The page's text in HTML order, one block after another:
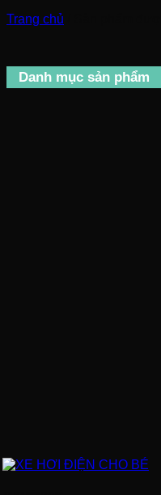
Trang chủ
Danh mục sản phẩm